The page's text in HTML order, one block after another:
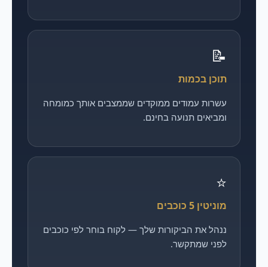
📝
תוכן בכמות
עשרות עמודים ממוקדים שממצבים אותך כמומחה
ומביאים תנועה בחינם.
⭐
מוניטין 5 כוכבים
ננהל את הביקורות שלך — לקוח בוחר לפי כוכבים
לפני שמתקשר.